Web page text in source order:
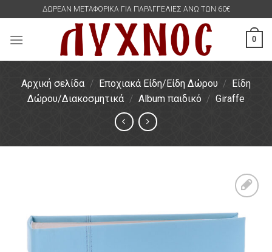
content
ΔΩΡΕΑΝ ΜΕΤΑΦΟΡΙΚΑ ΓΙΑ ΠΑΡΑΓΓΕΛΙΕΣ ΑΝΩ ΤΩΝ 60€
0
Αρχική σελίδα / Εποχιακά Είδη/Είδη Δώρου / Είδη
Δώρου/Διακοσμητικά / Album παιδικό / Giraffe
στην